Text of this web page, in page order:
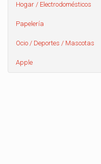
Hogar / Electrodomésticos
Papelería
Ocio / Deportes / Mascotas
Apple